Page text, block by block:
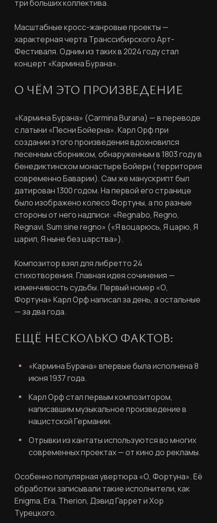
три больших коллектива.
Масштабные кросс-жанровые проекты —
характерная черта Транссибирского Арт-
Фестиваля.Одним из таких в 2024 году стал
концерт «Кармина Бурана».
О ЧЁМ ЭТО ПРОИЗВЕДЕНИЕ
«Кармина Бурана» (Carmina Burana) — в переводе
с латыни «Песни Бойерна».Карл Орф при
создании этого произведения вдохновился
песенным сборником, обнаруженным в 1803 году в
бенедиктинском монастыре Бойерн (территория
современно Баварии). Сам же манускрипт был
датирован 1300 годом.На первой его странице
было изображено колесо Фортуны, а по разные
стороны от него надписи: «Regnabo, Regno,
Regnavi, Sum sine regno» («Я воцарюсь, Я царю, Я
царил, Я ныне без царства»).
Композитор взял для либретто 24
стихотворения. Главная идея сочинения —
изменчивость судьбы. Первый номер «О,
Фортуна» Карл Орф написал за день, а остальные
— за два года.
ЕЩЁ НЕСКОЛЬКО ФАКТОВ:
«Кармина Бурана» впервые была исполнена 8
июня 1937 года.
Карл Орф стал первым композитором,
написавшим музыкальное произведение в
нацистской Германии.
Отрывки из кантаты используются во многих
современных проектах — от кино до рекламы.
Особенно популярная увертюра «О, Фортуна». Её
обработки записывали такие исполнители, как
Enigma, Era, Therion, Дэвид Гаррет и Хор
Турецкого.
РЕГИСТРАЦИЯ
Ваше имя
Ваш email
ВОССТАНОВИТЬ ПАРОЛЬ